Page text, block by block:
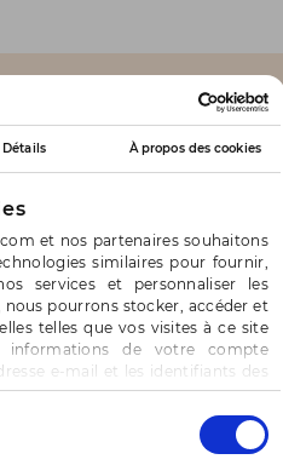
Détails À propos des cookies
et nos partenaires souhaitons
similaires pour fournir,
services et personnaliser les
nous pourrons stocker, accéder et
telles que vos visites à ce site
informations de votre compte
e-mail et les identifiants des
» pour consentir à ces
» pour vous y opposer ou
concernant chaque catégorie